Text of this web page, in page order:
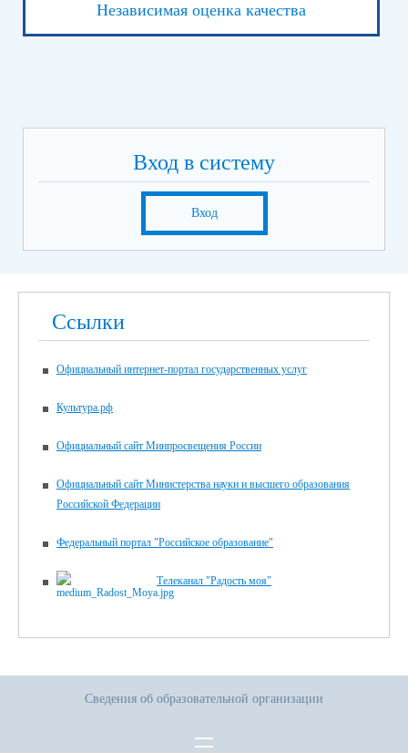
Независимая оценка качества
Вход в систему
Вход
Ссылки
Официальный интернет-портал государственных услуг
Культура.рф
Официальный сайт Минпросвещения России
Официальный сайт Министерства науки и высшего образования
Российской Федерации
Федеральный портал "Российское образование"
Телеканал "Радость моя"
Сведения об образовательной организации